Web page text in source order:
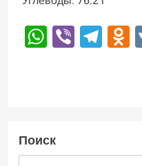
Viber
Поиск